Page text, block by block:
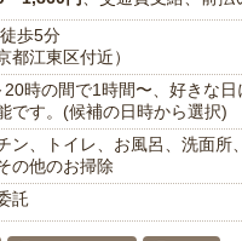
歩5分
都江東区付近）
20時の間で1時間〜、好きな日
です。(候補の日時から選択)
ン、トイレ、お風呂、洗面所
の他のお掃除
託